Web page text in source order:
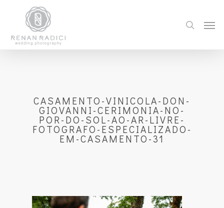
CASAMENTO-VINICOLA-DON-
GIOVANNI-CERIMONIA-NO-
POR-DO-SOL-AO-AR-LIVRE-
FOTOGRAFO-ESPECIALIZADO-
EM-CASAMENTO-31